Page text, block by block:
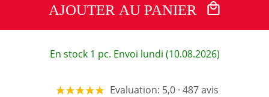
AJOUTER AU PANIER
En stock 1 pc. Envoi lundi (10.08.2026)
Evaluation: 5,0 · 487 avis